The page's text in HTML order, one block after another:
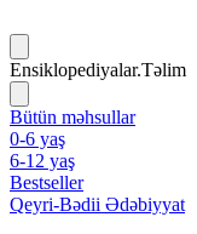
Ensiklopediyalar.Təlim
Bütün məhsullar
0-6 yaş
6-12 yaş
Bestseller
Qeyri-Bədii Ədəbiyyat